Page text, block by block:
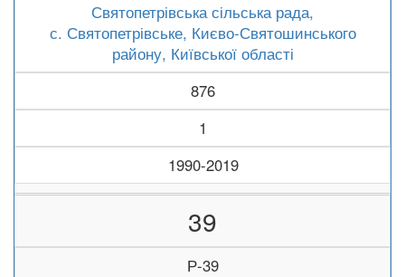
Святопетрівська сільська рада,
с. Святопетрівське, Києво-Святошинського
району, Київської області
876
1
1990-2019
39
Р-39